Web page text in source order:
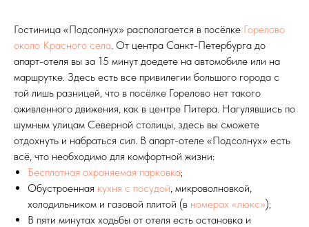
Гостиница «Подсолнух» располагается в посёлке Горелово
около Красного села. От центра Санкт-Петербурга до
апарт-отеля вы за 15 минут доедете на автомобиле или на
маршрутке. Здесь есть все привилегии большого города с
той лишь разницей, что в посёлке Горелово нет такого
оживленного движения, как в центре Питера. Нагулявшись по
шумным улицам Северной столицы, здесь вы сможете
отдохнуть и набраться сил. В апарт-отеле «Подсолнух» есть
всё, что необходимо для комфортной жизни:
Бесплатная охраняемая парковка;
Обустроенная кухня с посудой, микроволновкой,
холодильником и газовой плитой (в номерах «люкс»);
В пяти минутах ходьбы от отеля есть остановка и